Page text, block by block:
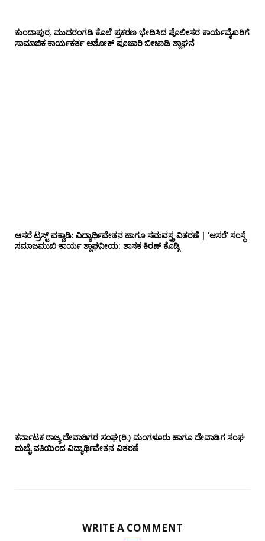
ಕುಂದಾಪುರ, ಮುದರಂಗಡಿ ಕೊಲೆ ಪ್ರಕರಣ ಭೇದಿಸಿದ ಪೊಲೀಸರ ಕಾರ್ಯವೈಖರಿಗೆ
ಸಾಮಾಜಿಕ ಕಾರ್ಯಕರ್ತ ಅಶೋಕ್ ಪೂಜಾರಿ ಬೀಜಾಡಿ ಶ್ಲಾಘನೆ
ಆಸರೆ ಟ್ರಸ್ಟ್ ವಕ್ವಾಡಿ: ವಿದ್ಯಾರ್ಥಿವೇತನ ಹಾಗೂ ಸಮವಸ್ತ್ರ ವಿತರಣೆ | ‘ಆಸರೆ’ ಸಂಸ್ಥೆ
ಸಮಾಜಮುಖಿ ಕಾರ್ಯ ಶ್ಲಾಘನೀಯ: ಶಾಸಕ ಕಿರಣ್ ಕೊಡ್ಗಿ
ಕರ್ನಾಟಕ ರಾಜ್ಯ ದೇವಾಡಿಗರ ಸಂಘ(ರಿ.) ಮಂಗಳೂರು ಹಾಗೂ ದೇವಾಡಿಗ ಸಂಘ
ದುಬೈ ವತಿಯಿಂದ ವಿದ್ಯಾರ್ಥಿವೇತನ ವಿತರಣೆ
WRITE A COMMENT